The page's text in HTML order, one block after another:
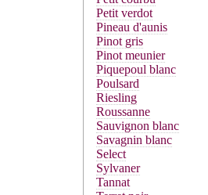
Petit verdot
Pineau d'aunis
Pinot gris
Pinot meunier
Piquepoul blanc
Poulsard
Riesling
Roussanne
Sauvignon blanc
Savagnin blanc
Select
Sylvaner
Tannat